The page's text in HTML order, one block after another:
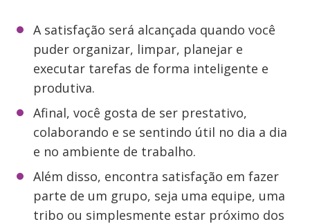
A satisfação será alcançada quando você
puder organizar, limpar, planejar e
executar tarefas de forma inteligente e
produtiva.
Afinal, você gosta de ser prestativo,
colaborando e se sentindo útil no dia a dia
e no ambiente de trabalho.
Além disso, encontra satisfação em fazer
parte de um grupo, seja uma equipe, uma
tribo ou simplesmente estar próximo dos